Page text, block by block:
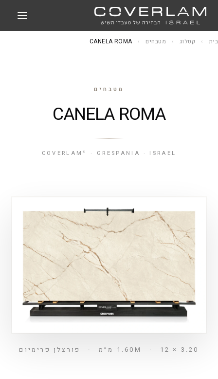
בית › קטלוג › מטבחים ›
CANELA ROMA
מטבחים
CANELA ROMA
COVERLAM® · GRESPANIA · ISRAEL
3.20 × 1.60M
· 12 מ״מ · פורצלן פרימיום